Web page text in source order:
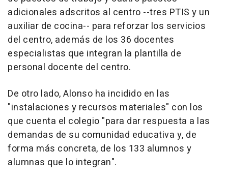
adicionales adscritos al centro --tres PTIS y un
auxiliar de cocina-- para reforzar los servicios
del centro, además de los 36 docentes
especialistas que integran la plantilla de
personal docente del centro.
De otro lado, Alonso ha incidido en las
"instalaciones y recursos materiales" con los
que cuenta el colegio "para dar respuesta a las
demandas de su comunidad educativa y, de
forma más concreta, de los 133 alumnos y
alumnas que lo integran".